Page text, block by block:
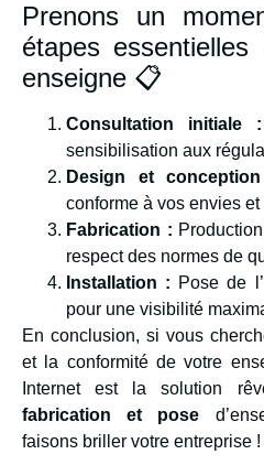
Prenons un
étapes
enseigne 📋
Consultation initiale :
sensibilisation aux
Design et
conforme à vos envies et
Fabrication :
respect des normes de
Installation : Pose de
pour une visibilité
En conclusion, si vous
et la conformité de votre
Internet est la solution
fabrication et pose
faisons briller votre entreprise !